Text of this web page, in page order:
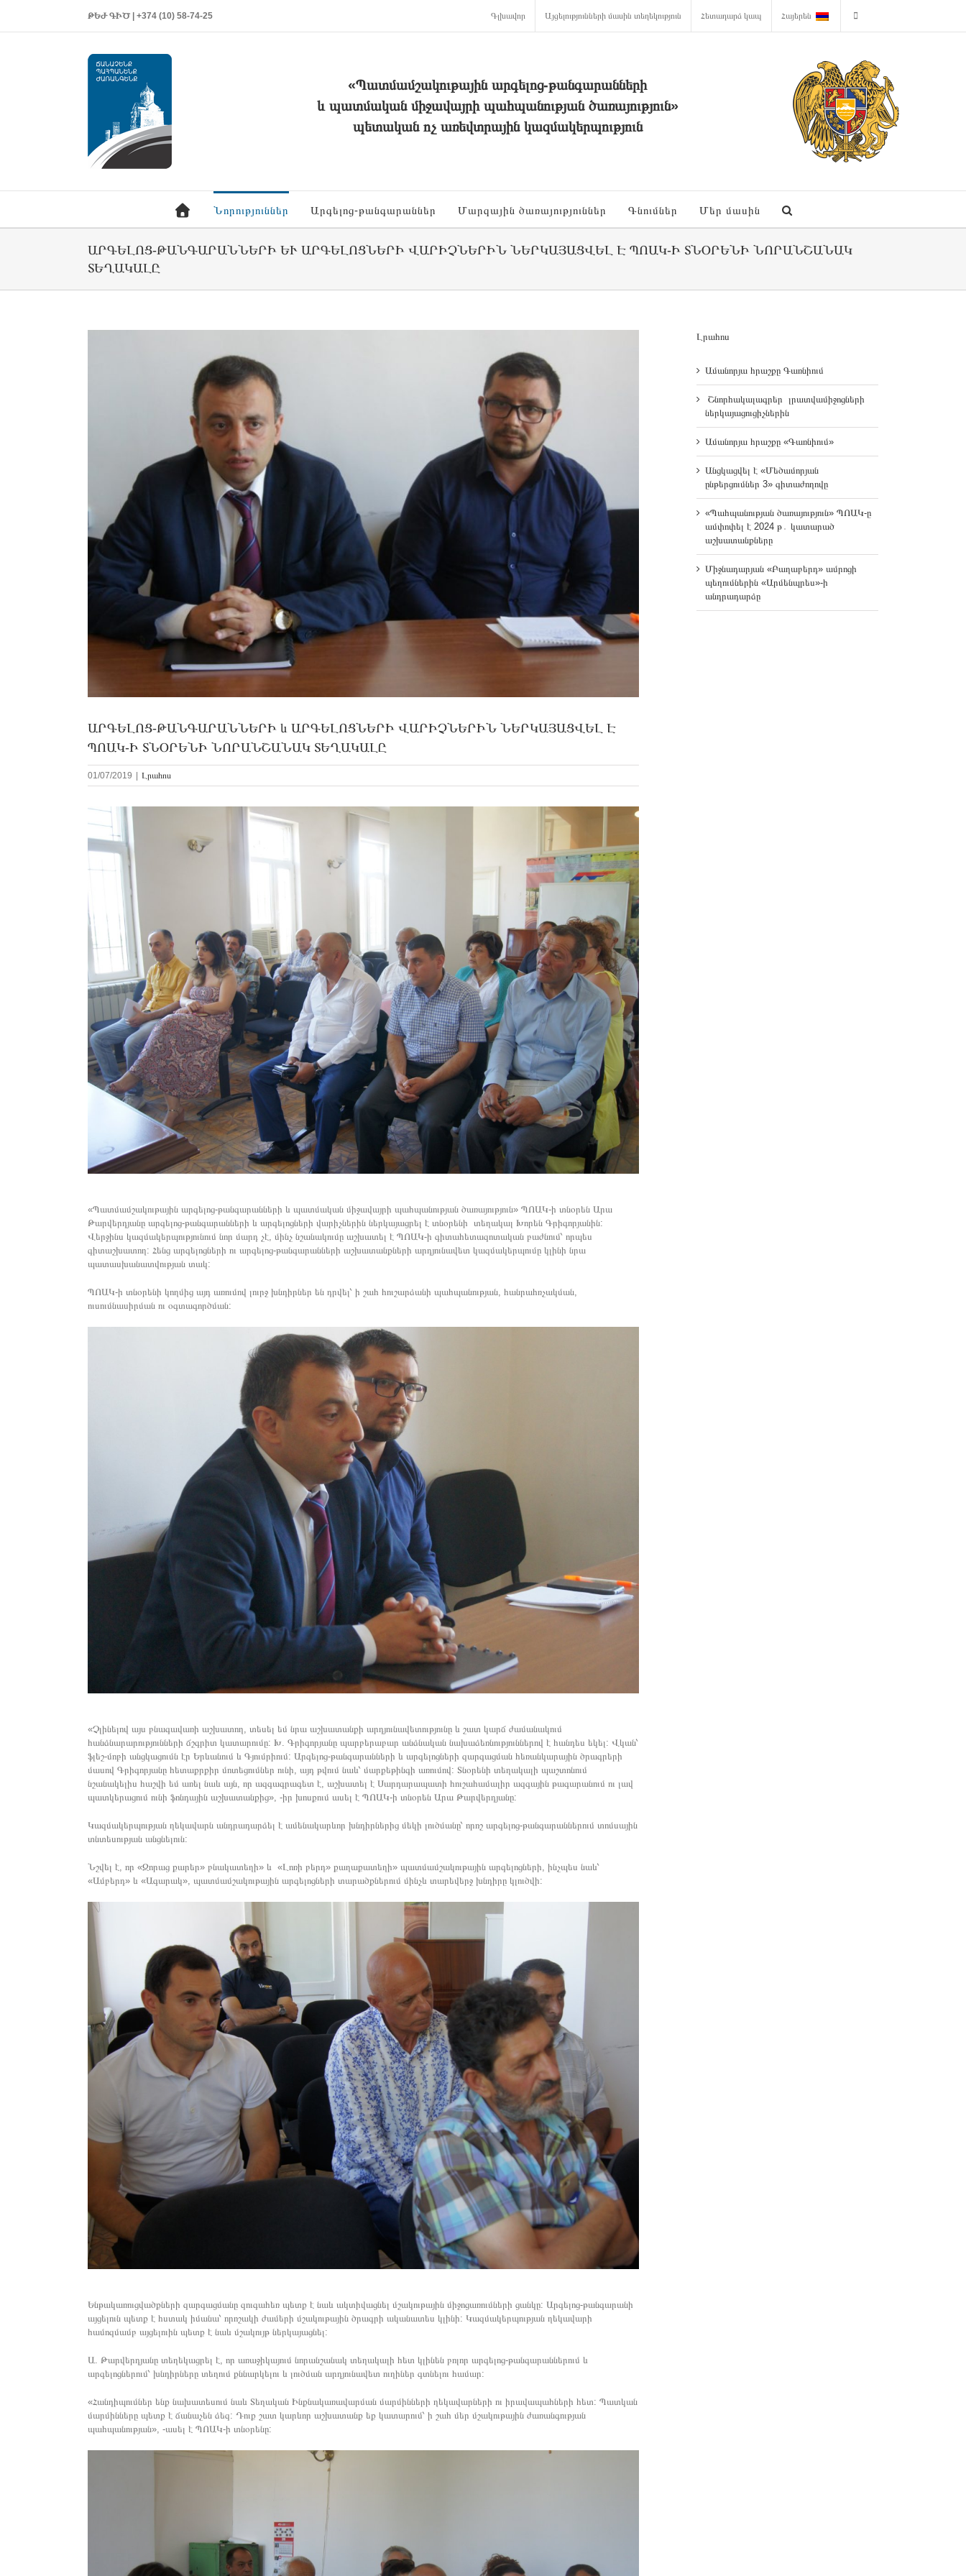
ԹԵԺ ԳԻԾ | +374 (10) 58-74-25 Գլխավոր Այցելությունների մասին տեղեկություն Հետադարձ կապ Հայերեն
«Պատմամշակութային արգելոց-թանգարանների
և պատմական միջավայրի պահպանության ծառայություն»
պետական ոչ առեվտրային կազմակերպություն
Նորություններ Արգելոց-թանգարաններ Մարզային ծառայություններ Գնումներ Մեր մասին
ԱՐԳԵԼՈՑ-ԹԱՆԳԱՐԱՆՆԵՐԻ ԵՒ ԱՐԳԵԼՈՑՆԵՐԻ ՎԱՐԻՉՆԵՐԻՆ ՆԵՐԿԱՅԱՑՎԵԼ Է ՊՈԱԿ-Ի ՏՆՕՐԵՆԻ ՆՈՐԱՆՇԱՆԱԿ Տ
ԵՂԱԿԱԼԸ
ԱՐԳԵԼՈՑ-ԹԱՆԳԱՐԱՆՆԵՐԻ և ԱՐԳԵԼՈՑՆԵՐԻ ՎԱՐԻՉՆԵՐԻՆ ՆԵՐԿԱՅԱՑՎԵԼ Է
ՊՈԱԿ-Ի ՏՆՕՐԵՆԻ ՆՈՐԱՆՇԱՆԱԿ ՏԵՂԱԿԱԼԸ
01/07/2019 Լրահոս
«Պատմամշակութային արգելոց-թանգարանների և պատմական միջավայրի պահպանության ծառայություն» ՊՈԱԿ-ի տնօրեն Արա
Թարվերդյանը արգելոց-թանգարանների և արգելոցների վարիչներին ներկայացրել է տնօրենի տեղակալ Խորեն Գրիգորյանին:
Վերջինս կազմակերպությունում նոր մարդ չէ, մինչ նշանակումը աշխատել է ՊՈԱԿ-ի գիտահետազոտական բաժնում՝ որպես
գիտաշխատող: Հենց արգելոցների ու արգելոց-թանգարանների աշխատանքների արդյունավետ կազմակերպումը կլինի նրա
պատասխանատվության տակ:
ՊՈԱԿ-ի տնօրենի կողմից այդ առումով լուրջ խնդիրներ են դրվել՝ ի շահ հուշարձանի պահպանության, հանրահռչակման,
ուսումնասիրման ու օգտագործման:
«Չլինելով այս բնագավառի աշխատող, տեսել եմ նրա աշխատանքի արդյունավետությունը և շատ կարճ ժամանակում
հանձնարարությունների ճշգրիտ կատարումը: Խ. Գրիգորյանը պարբերաբար անձնական նախաձեռնություններով է հանդես եկել: Վկան՝
ֆլեշ-մոբի անցկացումն էր Երևանում և Գյումրիում: Արգելոց-թանգարանների և արգելոցների զարգացման հեռանկարային ծրագրերի
մասով Գրիգորյանը հետաքրքիր մոտեցումներ ունի, այդ թվում նաև՝ մարքեթինգի առումով: Տնօրենի տեղակալի պաշտոնում
նշանակելիս հաշվի եմ առել նաև այն, որ ազգագրագետ է, աշխատել է Սարդարապատի հուշահամալիր ազգային թագարանում ու լավ
պատկերացում ունի ֆոնդային աշխատանքից», -իր խոսքում ասել է ՊՈԱԿ-ի տնօրեն Արա Թարվերդյանը:
Կազմակերպության ղեկավարն անդրադարձել է ամենակարևոր խնդիրներից մեկի լուծմանը՝ որոշ արգելոց-թանգարաններում տոմսային
տնտեսության անցնելուն:
Նշվել է, որ «Զորաց քարեր» բնակատեղի» և «Լոռի բերդ» քաղաքատեղի» պատմամշակութային արգելոցների, ինչպես նաև՝
«Ամբերդ» և «Ագարակ», պատմամշակութային արգելոցների տարածքներում մինչև տարեվերջ խնդիրը կլուծվի:
Ենթակառուցվածքների զարգացմանը զուգահեռ պետք է նաև ակտիվացնել մշակութային միջոցառումների ցանկը: Արգելոց-թանգարանի
այցելուն պետք է հստակ իմանա՝ որոշակի ժամերի մշակութային ծրագրի ականատես կլինի: Կազմակերպության ղեկավարի
համոզմամբ այցելուին պետք է նաև մշակույթ ներկայացնել:
Ա. Թարվերդյանը տեղեկացրել է, որ առաջիկայում նորանշանակ տեղակալի հետ կլինեն բոլոր արգելոց-թանգարաններում և
արգելոցներում՝ խնդիրները տեղում քննարկելու և լուծման արդյունավետ ուղիներ գտնելու համար:
«Հանդիպումներ ենք նախատեսում նաև Տեղական Ինքնակառավարման մարմինների ղեկավարների ու իրավապահների հետ: Պատկան
մարմինները պետք է ճանաչեն ձեզ: Դուք շատ կարևոր աշխատանք եք կատարում՝ ի շահ մեր մշակութային ժառանգության
պահպանության», -ասել է ՊՈԱԿ-ի տնօրենը:
Լրահոս
Ամանորյա հրաշքը Գառնիում
Շնորհակալագրեր լրատվամիջոցների
ներկայացուցիչներին
Ամանորյա հրաշքը «Գառնիում»
Անցկացվել է «Մեծամորյան
ընթերցումներ 3» գիտաժողովը
«Պահպանության ծառայություն» ՊՈԱԿ-ը
ամփոփել է 2024 թ․ կատարած
աշխատանքները
Միջնադարյան «Բաղաբերդ» ամրոցի
պեղումներին «Արմենպրես»-ի
անդրադարձը